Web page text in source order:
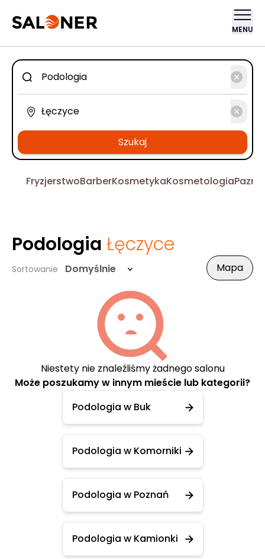
MENU
Szukaj
FryzjerstwoBarberKosmetykaKosmetologia
Podologia Łęczyce
Sortowanie Domyślnie Mapa
Niestety nie znaleźliśmy żadnego salonu
Może poszukamy w innym mieście lub kategorii?
Podologia w Buk
Podologia w Komorniki
Podologia w Poznań
Podologia w Kamionki